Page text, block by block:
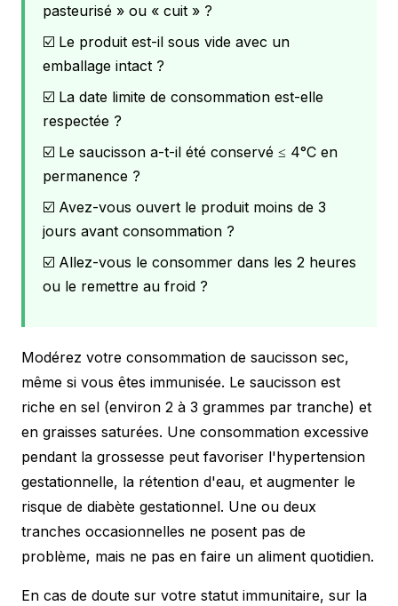
pasteurisé » ou « cuit » ?
☑️ Le produit est-il sous vide avec un
emballage intact ?
☑️ La date limite de consommation est-elle
respectée ?
☑️ Le saucisson a-t-il été conservé ≤ 4°C en
permanence ?
☑️ Avez-vous ouvert le produit moins de 3
jours avant consommation ?
☑️ Allez-vous le consommer dans les 2 heures
ou le remettre au froid ?
Modérez votre consommation de saucisson sec,
même si vous êtes immunisée. Le saucisson est
riche en sel (environ 2 à 3 grammes par tranche) et
en graisses saturées. Une consommation excessive
pendant la grossesse peut favoriser l'hypertension
gestationnelle, la rétention d'eau, et augmenter le
risque de diabète gestationnel. Une ou deux
tranches occasionnelles ne posent pas de
problème, mais ne pas en faire un aliment quotidien.
En cas de doute sur votre statut immunitaire, sur la